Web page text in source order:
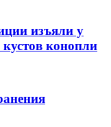
изъяли у
конопли